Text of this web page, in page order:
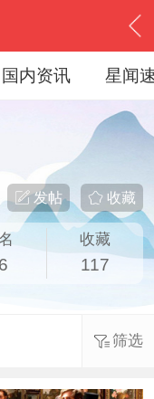
国内资讯 星闻
收藏
发帖
收藏
117
筛选